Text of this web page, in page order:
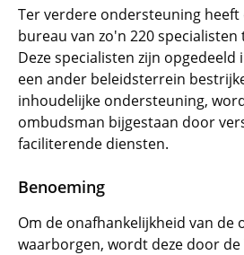
Ter verdere ondersteuning
bureau van zo'n 220
Deze specialisten zijn opgedeeld
een ander beleidsterrein
inhoudelijke ondersteuning,
ombudsman bijgestaan door
faciliterende diensten.
Benoeming
Om de onafhankelijkheid van de
waarborgen, wordt deze door de